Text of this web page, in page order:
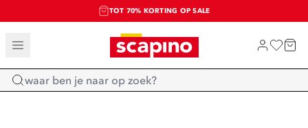
TOT 70% KORTING OP SALE
SALE: LAATSTE KANS!
SHOP NIEUW
Home